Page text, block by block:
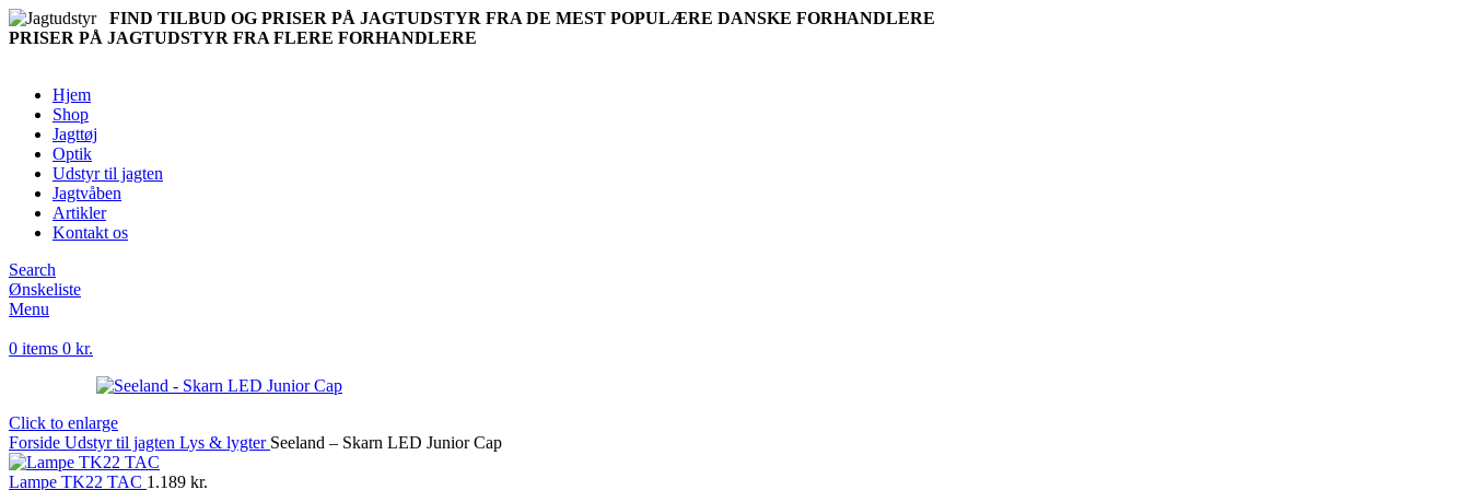
FIND TILBUD OG PRISER PÅ JAGTUDSTYR FRA DE MEST POPULÆRE DANSKE FORHANDLERE
PRISER PÅ JAGTUDSTYR FRA FLERE FORHANDLERE
Hjem
Shop
Jagttøj
Optik
Udstyr til jagten
Jagtvåben
Artikler
Kontakt os
Search
Ønskeliste
Menu
0 items 0 kr.
Click to enlarge
Forside Udstyr til jagten Lys & lygter Seeland – Skarn LED Junior Cap
Lampe TK22 TAC 1.189 kr.